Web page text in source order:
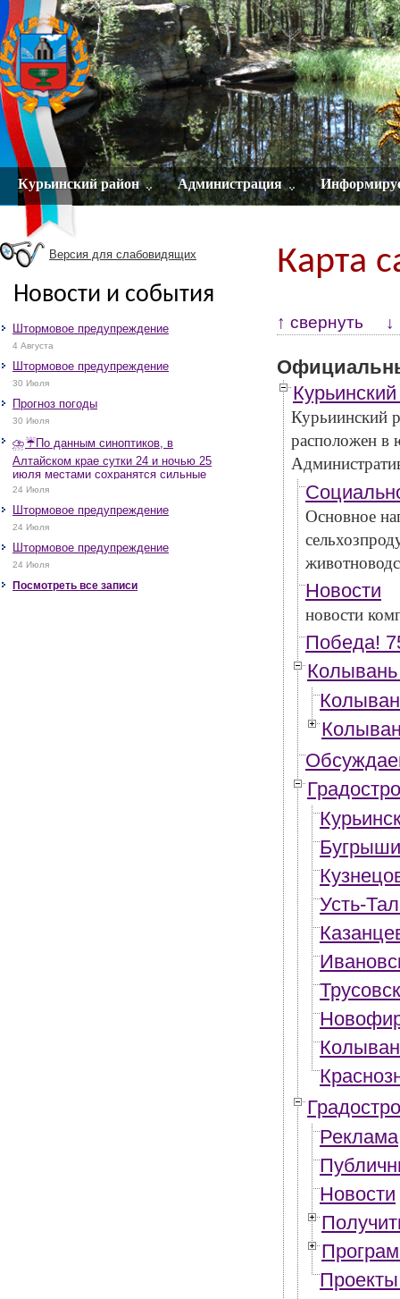
Курьинский район Администрация
Версия для слабовидящих
Новости и события
Штормовое предупреждение
4 Августа
Штормовое предупреждение
30 Июля
Прогноз погоды
30 Июля
⛈️☔️По данным синоптиков, в
Алтайском крае сутки 24 и ночью 25
июля местами сохранятся сильные
дожди, грозы, при грозах очень
крупный град, шквалистое усиление
ветра до 17-22 м/с, местами порывы
25 м/с и более.
24 Июля
Штормовое предупреждение
24 Июля
Штормовое предупреждение
24 Июля
Посмотреть все записи
Карта
↑ свернуть ↓
Курьиинский
расположен в
Основное
Новости
новости
Победа!
Усть-
Реклама
Новости